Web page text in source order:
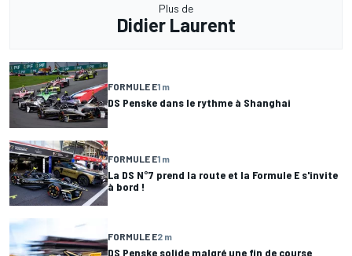
Plus de
Didier Laurent
FORMULE E1 m
DS Penske dans le rythme à Shanghai
FORMULE E1 m
La DS N°7 prend la route et la Formule E s'invite
à bord !
FORMULE E2 m
DS Penske solide malgré une fin de course